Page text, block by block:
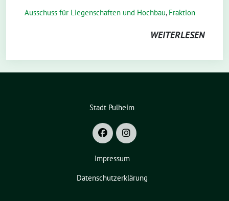
Ausschuss für Liegenschaften und Hochbau, Fraktion
WEITERLESEN
Stadt Pulheim
Impressum
Datenschutzerklärung